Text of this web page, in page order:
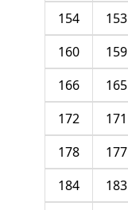
153
154
159
160
165
166
171
172
177
178
183
184